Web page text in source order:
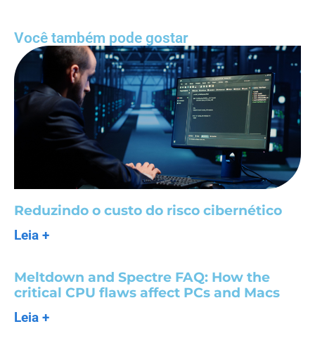
Você também pode gostar
Reduzindo o custo do risco cibernético
Leia +
Meltdown and Spectre FAQ: How the
critical CPU flaws affect PCs and Macs
Leia +